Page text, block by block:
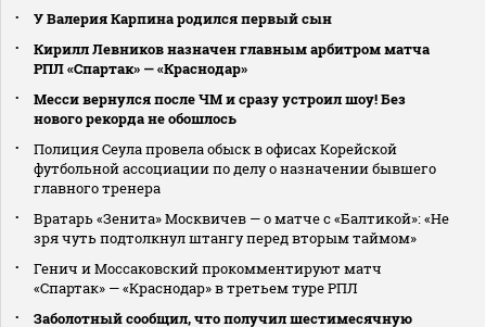
У Валерия Карпина родился первый сын
Кирилл Левников назначен главным арбитром матча
РПЛ «Спартак» — «Краснодар»
Месси вернулся после ЧМ и сразу устроил шоу! Без
нового рекорда не обошлось
Полиция Сеула провела обыск в офисах Корейской
футбольной ассоциации по делу о назначении бывшего
главного тренера
Вратарь «Зенита» Москвичев — о матче с «Балтикой»: «Не
зря чуть подтолкнул штангу перед вторым таймом»
Генич и Моссаковский прокомментируют матч
«Спартак» — «Краснодар» в третьем туре РПЛ
Заболотный сообщил, что получил шестимесячную